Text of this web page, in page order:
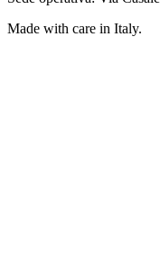
Made with care in Italy.